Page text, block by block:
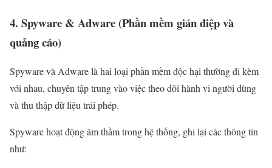
4. Spyware & Adware (Phần mềm gián điệp và
quảng cáo)
Spyware và Adware là hai loại phần mềm độc hại thường đi kèm
với nhau, chuyên tập trung vào việc theo dõi hành vi người dùng
và thu thập dữ liệu trái phép.
Spyware hoạt động âm thầm trong hệ thống, ghi lại các thông tin
như: